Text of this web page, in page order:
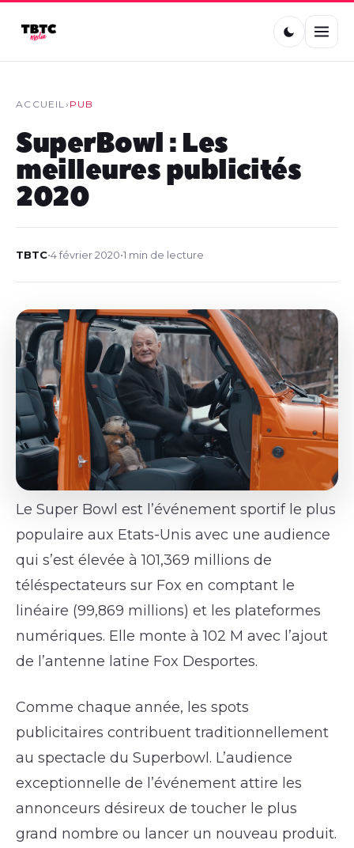
ACCUEIL› PUB
SuperBowl : Les
meilleures publicités
2020
TBTC•4 février 2020•1 min de lecture
Le Super Bowl est l’événement sportif le plus
populaire aux Etats-Unis avec une audience
qui s’est élevée à 101,369 millions de
téléspectateurs sur Fox en comptant le
linéaire (99,869 millions) et les plateformes
numériques. Elle monte à 102 M avec l’ajout
de l’antenne latine Fox Desportes.
Comme chaque année, les spots
publicitaires contribuent traditionnellement
au spectacle du Superbowl. L’audience
exceptionnelle de l’événement attire les
annonceurs désireux de toucher le plus
grand nombre ou lancer un nouveau produit.